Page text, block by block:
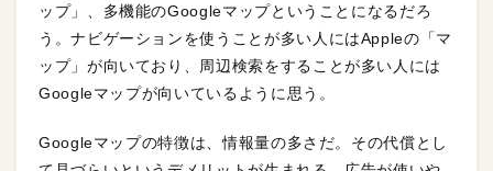
ップ」、多機能のGoogleマップということになるだろ
う。ナビゲーションを使うことが多い人にはAppleの「マ
ップ」が向いており、周辺検索をすることが多い人には
Googleマップが向いているように思う。
Googleマップの特徴は、情報量の多さだ。その代償とし